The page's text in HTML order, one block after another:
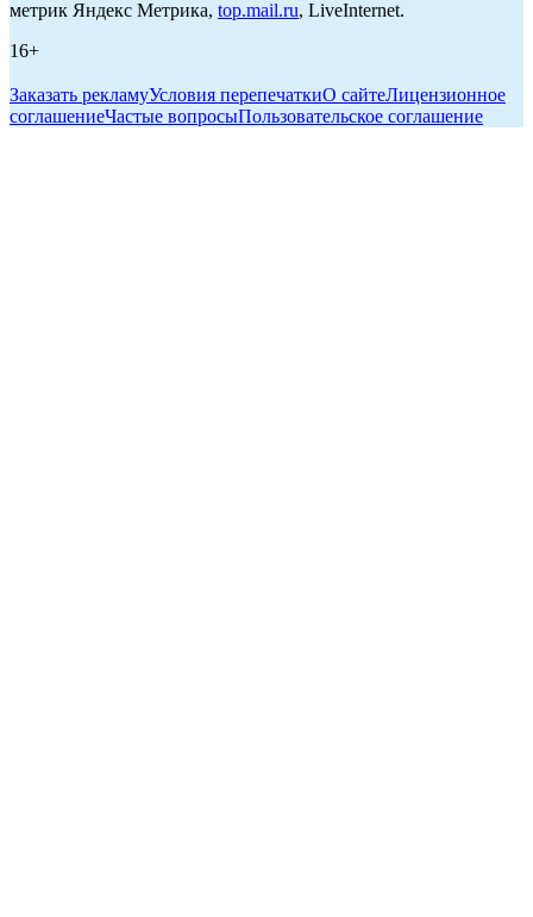
метрик Яндекс Метрика, top.mail.ru, LiveInternet.
16+
Заказать рекламуУсловия перепечаткиО сайтеЛицензионное
соглашениеЧастые вопросыПользовательское соглашение